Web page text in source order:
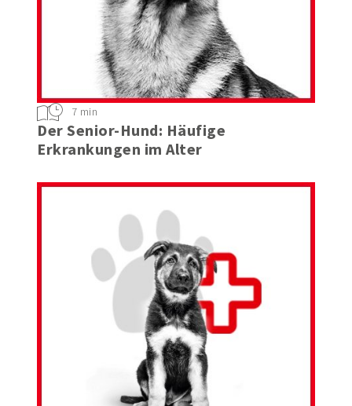
Der Senior-Hund: Häufige
Erkrankungen im Alter
7 min